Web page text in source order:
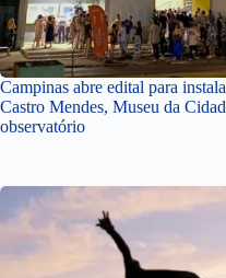
Campinas abre edital para
Castro Mendes, Museu da
observatório